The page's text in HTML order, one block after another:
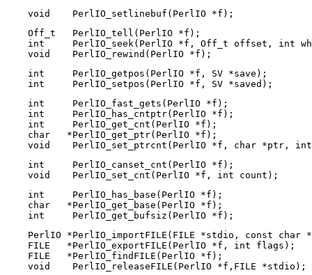
    void    PerlIO_setlinebuf(PerlIO *f);
    Off_t   PerlIO_tell(PerlIO *f);
int     PerlIO_seek(PerlIO *f, Off_t offset, int
    void    PerlIO_rewind(PerlIO *f);
int     PerlIO_getpos(PerlIO *f, SV *save);
int     PerlIO_setpos(PerlIO *f, SV *saved);
    int     PerlIO_fast_gets(PerlIO *f);
    int     PerlIO_has_cntptr(PerlIO *f);
    int     PerlIO_get_cnt(PerlIO *f);
    char   *PerlIO_get_ptr(PerlIO *f);
void    PerlIO_set_ptrcnt(PerlIO *f, char *ptr,
int     PerlIO_canset_cnt(PerlIO *f);
void    PerlIO_set_cnt(PerlIO *f, int count);
    int     PerlIO_has_base(PerlIO *f);
    char   *PerlIO_get_base(PerlIO *f);
    int     PerlIO_get_bufsiz(PerlIO *f);
PerlIO *PerlIO_importFILE(FILE *stdio, const char
    FILE   *PerlIO_exportFILE(PerlIO *f, int flags);
    FILE   *PerlIO_findFILE(PerlIO *f);
    void    PerlIO_releaseFILE(PerlIO *f,FILE *stdio);